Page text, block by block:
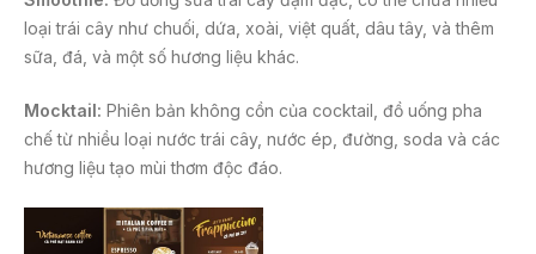
loại trái cây như chuối, dứa, xoài, việt quất, dâu tây, và thêm
sữa, đá, và một số hương liệu khác.
Mocktail: Phiên bản không cồn của cocktail, đồ uống pha
chế từ nhiều loại nước trái cây, nước ép, đường, soda và các
hương liệu tạo mùi thơm độc đáo.